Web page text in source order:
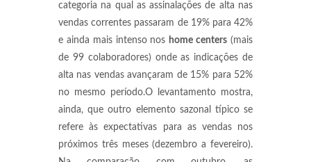
categoria na qual as assinalações de alta nas
vendas correntes passaram de 19% para 42%
e ainda mais intenso nos home centers (mais
de 99 colaboradores) onde as indicações de
alta nas vendas avançaram de 15% para 52%
no mesmo período.O levantamento mostra,
ainda, que outro elemento sazonal típico se
refere às expectativas para as vendas nos
próximos três meses (dezembro a fevereiro).